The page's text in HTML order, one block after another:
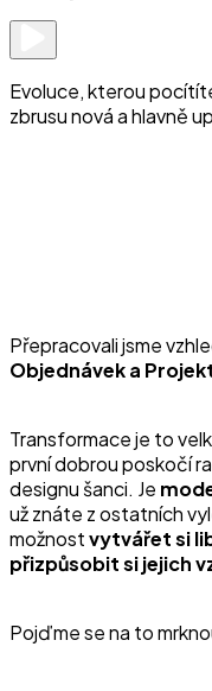
Evoluce, kterou
zbrusu nová a hlavně
Přepracovali jsme
Objednávek a
Transformace je to
první dobrou poskočí
designu šanci. Je
už znáte z ostatních
možnostvytvářet si
přizpůsobit si jejich
Pojďme se na to